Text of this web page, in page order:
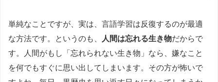
単純なことですが、実は、言語学習は反復するのが最適
な方法です。というのも、
人間は忘れる生き物だからで
す。人間がもし「忘れられない生き物」なら、嫌なこと
を何でもすぐに思い出してしまいます。その方が怖いで